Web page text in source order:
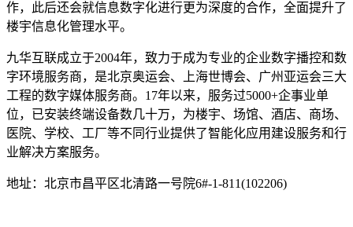
作，此后还会就信息数字化进行更为深度的合作，全面提升了
楼宇信息化管理水平。
九华互联成立于2004年，致力于成为专业的企业数字播控和数
字环境服务商，是北京奥运会、上海世博会、广州亚运会三大
工程的数字媒体服务商。17年以来，服务过5000+企事业单
位，已安装终端设备数几十万，为楼宇、场馆、酒店、商场、
医院、学校、工厂等不同行业提供了智能化应用建设服务和行
业解决方案服务。
地址：北京市昌平区北清路一号院6#-1-811(102206)